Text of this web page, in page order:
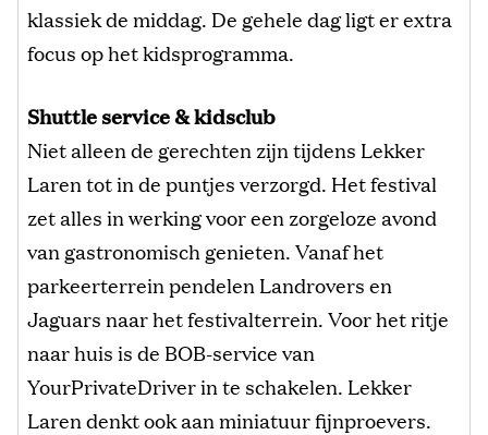
klassiek de middag. De gehele dag ligt er extra
focus op het kidsprogramma.
Shuttle service & kidsclub
Niet alleen de gerechten zijn tijdens Lekker
Laren tot in de puntjes verzorgd. Het festival
zet alles in werking voor een zorgeloze avond
van gastronomisch genieten. Vanaf het
parkeerterrein pendelen Landrovers en
Jaguars naar het festivalterrein. Voor het ritje
naar huis is de BOB-service van
YourPrivateDriver in te schakelen. Lekker
Laren denkt ook aan miniatuur fijnproevers.